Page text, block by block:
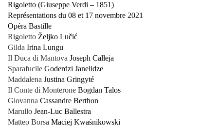
Rigoletto (Giuseppe Verdi – 1851)
Représentations du 08 et 17 novembre 2021
Opéra Bastille
Rigoletto Željko Lučić
Gilda Irina Lungu
Il Duca di Mantova Joseph Calleja
Sparafucile Goderdzi Janelidze
Maddalena Justina Gringyté
Il Conte di Monterone Bogdan Talos
Giovanna Cassandre Berthon
Marullo Jean-Luc Ballestra
Matteo Borsa Maciej Kwaśnikowski